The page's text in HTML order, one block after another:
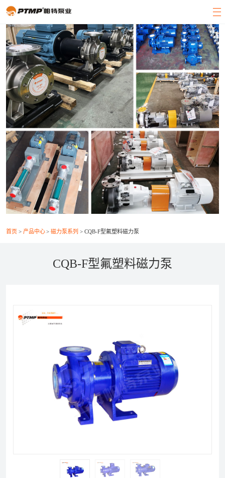
官方首页
产品展示
关于帕特
客户案例
新闻中心
客服中心
021-56037469
xsy@ptcm.com
上海市静安区共和新路3088弄（祥腾财富广场）2号
6F
首页 产品中心 磁力泵系列 CQB-F型氟塑料磁力泵
CQB-F型氟塑料磁力泵